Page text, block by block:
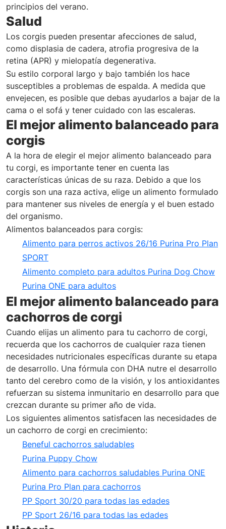
principios del verano.
Salud
Los corgis pueden presentar afecciones de salud,
como displasia de cadera, atrofia progresiva de la
retina (APR) y mielopatía degenerativa.
Su estilo corporal largo y bajo también los hace
susceptibles a problemas de espalda. A medida que
envejecen, es posible que debas ayudarlos a bajar de la
cama o el sofá y tener cuidado con las escaleras.
El mejor alimento balanceado para
corgis
A la hora de elegir el mejor alimento balanceado para
tu corgi, es importante tener en cuenta las
características únicas de su raza. Debido a que los
corgis son una raza activa, elige un alimento formulado
para mantener sus niveles de energía y el buen estado
del organismo.
Alimentos balanceados para corgis:
Alimento para perros activos 26/16 Purina Pro Plan
SPORT
Alimento completo para adultos Purina Dog Chow
Purina ONE para adultos
El mejor alimento balanceado para
cachorros de corgi
Cuando elijas un alimento para tu cachorro de corgi,
recuerda que los cachorros de cualquier raza tienen
necesidades nutricionales específicas durante su etapa
de desarrollo. Una fórmula con DHA nutre el desarrollo
tanto del cerebro como de la visión, y los antioxidantes
refuerzan su sistema inmunitario en desarrollo para que
crezcan durante su primer año de vida.
Los siguientes alimentos satisfacen las necesidades de
un cachorro de corgi en crecimiento:
Beneful cachorros saludables
Purina Puppy Chow
Alimento para cachorros saludables Purina ONE
Purina Pro Plan para cachorros
PP Sport 30/20 para todas las edades
PP Sport 26/16 para todas las edades